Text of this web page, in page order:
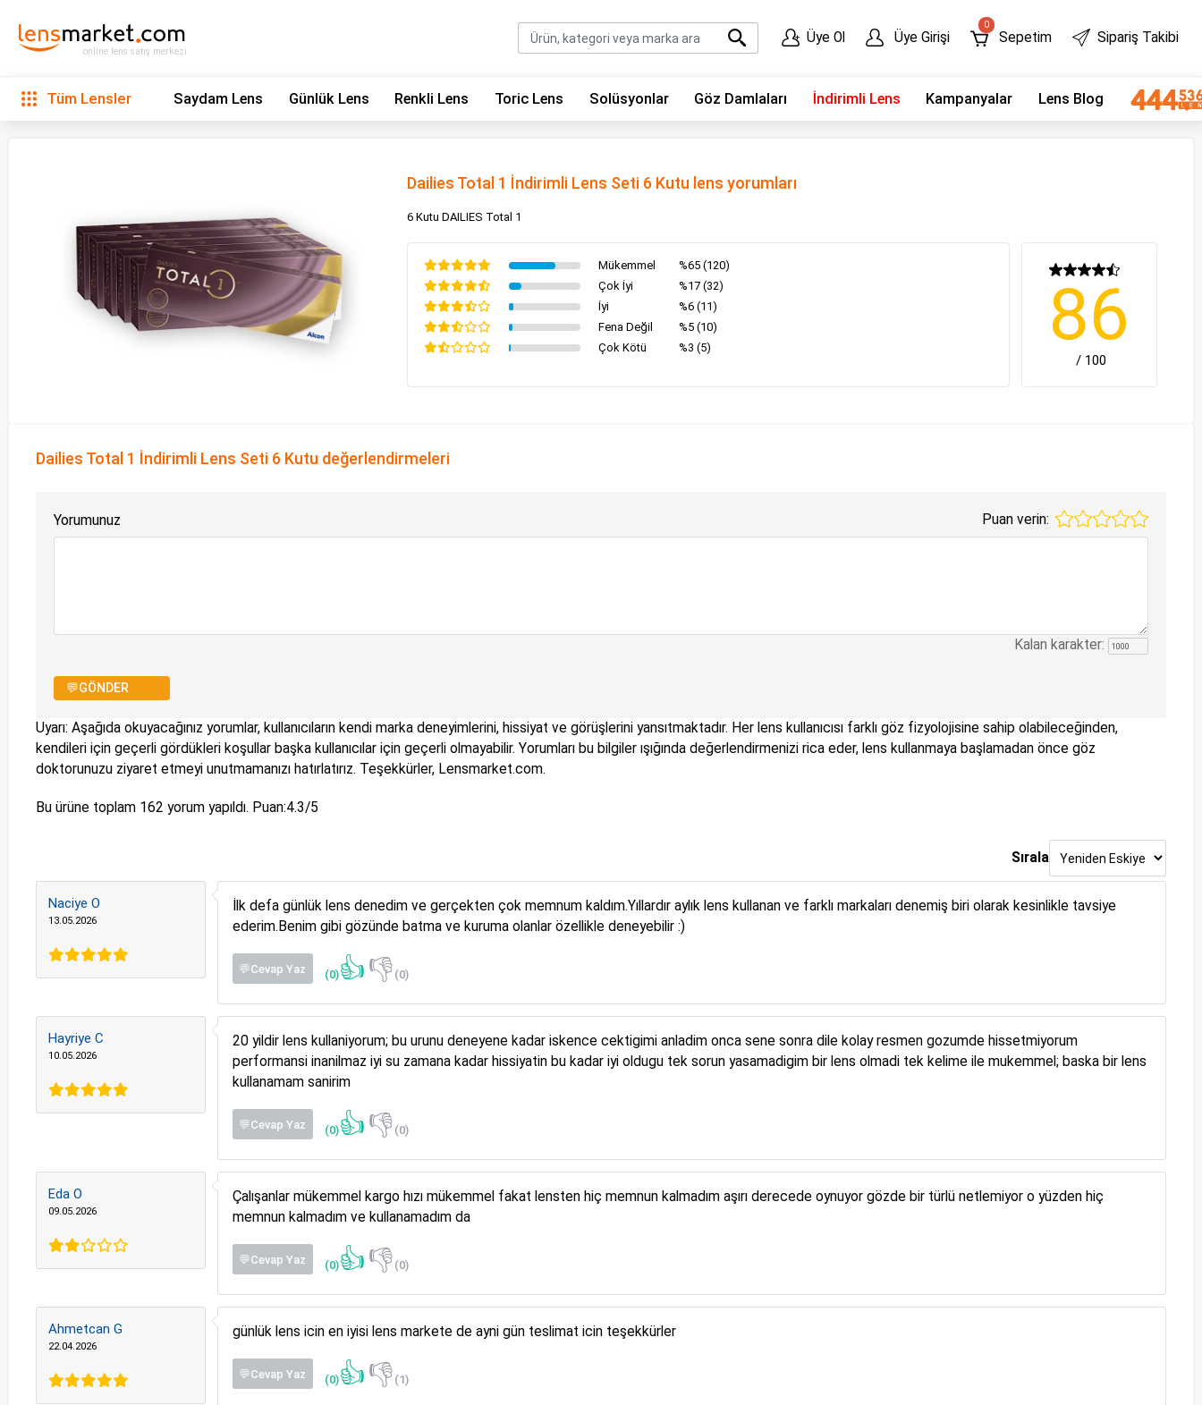
online lens satış merkezi
Üye Ol Üye Girişi
0
Sepetim Sipariş Takibi
Tüm Lensler Saydam Lens Günlük Lens Renkli Lens Toric Lens Solüsyonlar Göz Damlaları İndirimli Lens Kampanyalar Lens Blog
Dailies Total 1 İndirimli Lens Seti 6 Kutu lens yorumları
6 Kutu DAILIES Total 1
Mükemmel
%65 (120)
Çok İyi
%17 (32)
İyi
%6 (11)
Fena Değil
%5 (10)
Çok Kötü
%3 (5) 86
/ 100
Dailies Total 1 İndirimli Lens Seti 6 Kutu değerlendirmeleri
Yorumunuz Puan verin:
Kalan karakter:
💬GÖNDER
Uyarı: Aşağıda okuyacağınız yorumlar, kullanıcıların kendi marka deneyimlerini, hissiyat ve görüşlerini yansıtmaktadır. Her lens kullanıcısı farklı göz fizyolojisine sahip olabileceğinden,
kendileri için geçerli gördükleri koşullar başka kullanıcılar için geçerli olmayabilir. Yorumları bu bilgiler ışığında değerlendirmenizi rica eder, lens kullanmaya başlamadan önce göz
doktorunuzu ziyaret etmeyi unutmamanızı hatırlatırız. Teşekkürler, Lensmarket.com.
Bu ürüne toplam 162 yorum yapıldı. Puan:4.3/5
Sırala
Naciye O
13.05.2026
İlk defa günlük lens denedim ve gerçekten çok memnum kaldım.Yıllardır aylık lens kullanan ve farklı markaları denemiş biri olarak kesinlikle tavsiye
ederim.Benim gibi gözünde batma ve kuruma olanlar özellikle deneyebilir :)
💬Cevap Yaz (0)👍👎 (0)
Hayriye C
10.05.2026
20 yildir lens kullaniyorum; bu urunu deneyene kadar iskence cektigimi anladim onca sene sonra dile kolay resmen gozumde hissetmiyorum
performansi inanilmaz iyi su zamana kadar hissiyatin bu kadar iyi oldugu tek sorun yasamadigim bir lens olmadi tek kelime ile mukemmel; baska bir lens
kullanamam sanirim
💬Cevap Yaz (0)👍👎 (0)
Eda O
09.05.2026
Çalışanlar mükemmel kargo hızı mükemmel fakat lensten hiç memnun kalmadım aşırı derecede oynuyor gözde bir türlü netlemiyor o yüzden hiç
memnun kalmadım ve kullanamadım da
💬Cevap Yaz (0)👍👎 (0)
Ahmetcan G
22.04.2026
günlük lens icin en iyisi lens markete de ayni gün teslimat icin teşekkürler
💬Cevap Yaz (0)👍👎 (1)